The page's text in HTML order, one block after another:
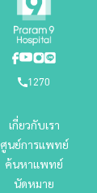
1270
เกี่ยวกับเรา
ศูนย์การแพทย์
ค้นหาแพทย์
นัดหมาย